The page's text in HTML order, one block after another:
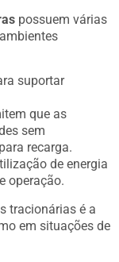
possuem várias
suportar
que as
sem
recarga.
de energia
operação.
tracionárias é a
em situações de